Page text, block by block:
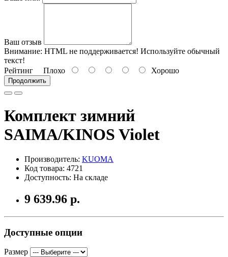
Ваш отзыв
Внимание: HTML не поддерживается! Используйте обычный
текст!
Рейтинг Плохо Хорошо
Продолжить
Комплект зимний
SAIMA/KINOS Violet
Производитель: KUOMA
Код товара: 4721
Доступность: На складе
9 639.96 р.
Доступные опции
Размер